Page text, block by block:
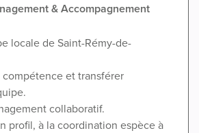
& Accompagnement
locale de Saint-Rémy-de-
et transférer
collaboratif.
profil, à la coordination espèce à